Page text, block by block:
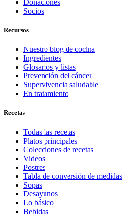
Donaciones
Socios
Recursos
Nuestro blog de cocina
Ingredientes
Glosarios y listas
Prevención del cáncer
Supervivencia saludable
En tratamiento
Recetas
Todas las recetas
Platos principales
Colecciones de recetas
Videos
Postres
Tabla de conversión de medidas
Sopas
Desayunos
Lo básico
Bebidas